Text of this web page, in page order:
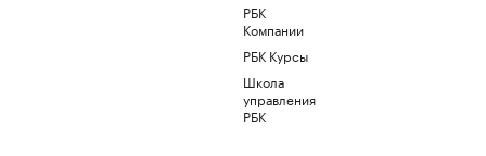
РБК
Компании
РБК Курсы
Школа
управления
РБК